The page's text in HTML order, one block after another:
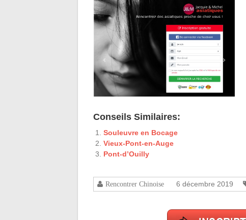
Conseils Similaires:
Souleuvre en Bocage
Vieux-Pont-en-Auge
Pont-d’Ouilly
Rencontrer Chinoise 6 décembre 2019